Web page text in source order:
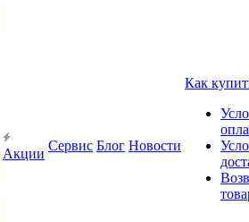
Акции
Сервис Блог Новости
Как